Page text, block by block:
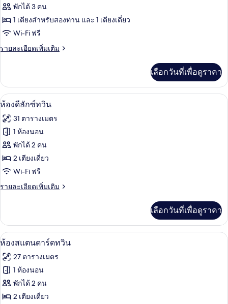
ของ
Standard
Family
Room
พักได้ 3 คน
1 เตียงสำหรับสองท่าน และ 1 เตียงเดี่ยว
Wi-Fi ฟรี
รายละเอียดเพิ่มเติม
ราย
เกี่ยว
กับ
Standard
Room
เลือกวันที่เพื่อดูราคา
เปิด
ภาพถ่าย
ทั้งหมด
ของ
ห้อง
ดี
ลัก
ทวิน
11
ห้องดีลักซ์ทวิน
31 ตารางเมตร
1 ห้องนอน
พักได้ 2 คน
2 เตียงเดี่ยว
Wi-Fi ฟรี
รายละเอียดเพิ่มเติม
ราย
เกี่ยว
กับ
ห้อง
ลัก
ซ์
ทวิ
น
เลือกวันที่เพื่อดูราคา
เปิด
ภาพถ่าย
ทั้งหมด
ของ
ห้อง
13
ห้องสแตนดาร์ดทวิน
27 ตารางเมตร
1 ห้องนอน
พักได้ 2 คน
2 เตียงเดี่ยว